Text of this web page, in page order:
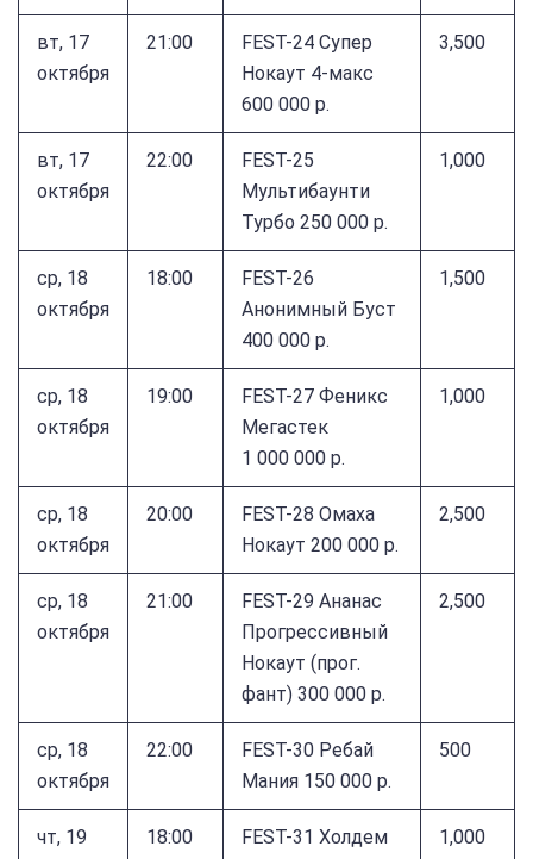
вт, 17
октября
21:00
FEST-24 Супер
Нокаут 4-макс
600 000 р.
3,500
вт, 17
октября
22:00
FEST-25
Мультибаунти
Турбо 250 000 р.
1,000
ср, 18
октября
18:00
FEST-26
Анонимный Буст
400 000 р.
1,500
ср, 18
октября
19:00
FEST-27 Феникс
Мегастек
1 000 000 р.
1,000
ср, 18
октября
20:00
FEST-28 Омаха
Нокаут 200 000 р.
2,500
ср, 18
октября
21:00
FEST-29 Ананас
Прогрессивный
Нокаут (прог.
фант) 300 000 р.
2,500
ср, 18
октября
22:00
FEST-30 Ребай
Мания 150 000 р.
500
чт, 19
18:00
FEST-31 Холдем
1,000